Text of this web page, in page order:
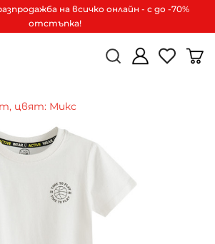
на всичко онлайн - с до -70%
отстъпка!
цвят: Микс